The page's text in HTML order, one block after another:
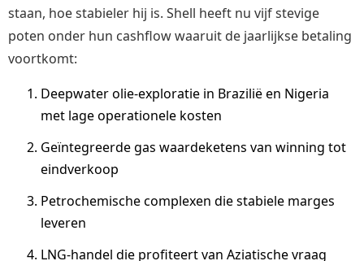
staan, hoe stabieler hij is. Shell heeft nu vijf stevige
poten onder hun cashflow waaruit de jaarlijkse betaling
voortkomt:
Deepwater olie-exploratie in Brazilië en Nigeria
met lage operationele kosten
Geïntegreerde gas waardeketens van winning tot
eindverkoop
Petrochemische complexen die stabiele marges
leveren
LNG-handel die profiteert van Aziatische vraag